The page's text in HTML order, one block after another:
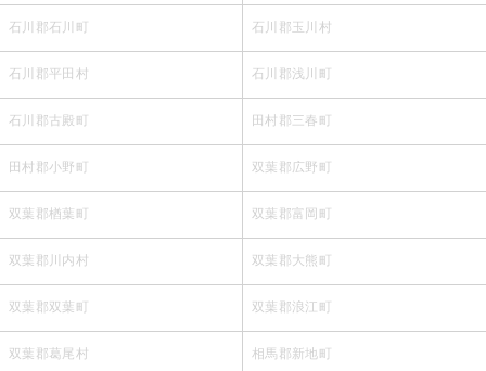
石川郡石川町 石川郡玉川村
石川郡平田村 石川郡浅川町
石川郡古殿町 田村郡三春町
田村郡小野町 双葉郡広野町
双葉郡楢葉町 双葉郡富岡町
双葉郡川内村 双葉郡大熊町
双葉郡双葉町 双葉郡浪江町
双葉郡葛尾村 相馬郡新地町